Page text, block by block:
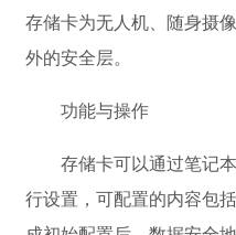
存储卡为无人机、随身摄
外的安全层。
功能与操作
存储卡可以通过笔记
行设置，可配置的内容包